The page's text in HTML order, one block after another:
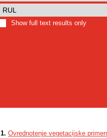
Show full text results only
1. Ovrednotenje vegetacijske